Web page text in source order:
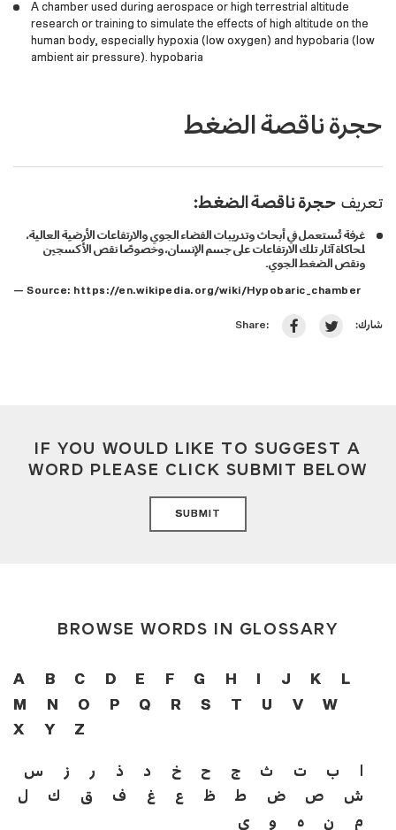
A chamber used during aerospace or high terrestrial altitude
research or training to simulate the effects of high altitude on the
human body, especially hypoxia (low oxygen) and hypobaria (low
ambient air pressure). hypobaria
حجرة ناقصة الضغط
تعريف حجرة ناقصة الضغط:
غرفة تُستعمل في أبحاث وتدريبات الفضاء الجوي والارتفاعات الأرضية العالية،
لمحاكاة آثار تلك الارتفاعات على جسم الإنسان، وخصوصًا نقص الأكسجين
ونقص الضغط الجوي.
— Source: https://en.wikipedia.org/wiki/Hypobaric_chamber
Share: شارك:
IF YOU WOULD LIKE TO SUGGEST A
WORD PLEASE CLICK SUBMIT BELOW
SUBMIT
BROWSE WORDS IN GLOSSARY
A B C D E F G H J K
L
M
N O P Q R S T U V
W
X
Y Z
ا ب ت ث ج ح خ د ذ ر ز
س
ش
ص ض ط ظ ع غ ف ق ك
ل
م
ن ه و ي